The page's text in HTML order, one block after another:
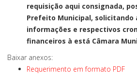
requisição aqui consignada,
Prefeito Municipal, solicitando
informações e respectivos
financeiros à está Câmara
Baixar anexos:
Requerimento em formato PDF